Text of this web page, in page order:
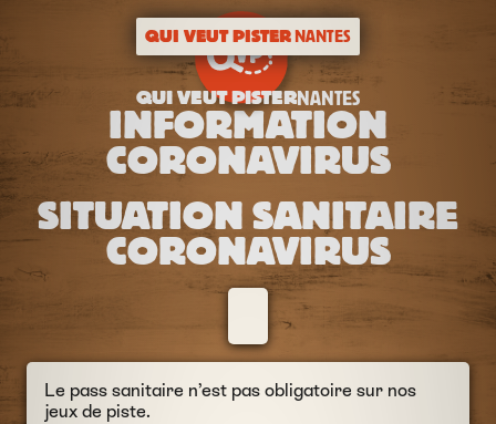
QUI VEUT PISTERNANTES
QUI VEUT PISTERNANTES
INFORMATION
CORONAVIRUS
SITUATION SANITAIRE
CORONAVIRUS
Le pass sanitaire n’est pas obligatoire sur nos
jeux de piste.